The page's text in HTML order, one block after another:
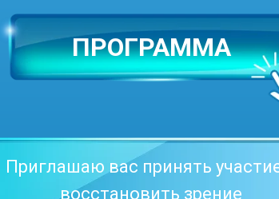
ПРОГРАММА
Приглашаю вас принять
восстановить зрение